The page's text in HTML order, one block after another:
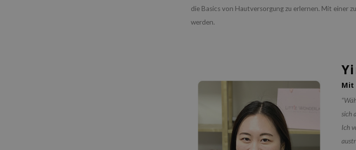
die Basics von Hautversorgung zu erlernen. Mit einer
werden.
Mit
sich
Ich